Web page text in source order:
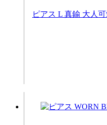
ピアス L 真鍮 大人